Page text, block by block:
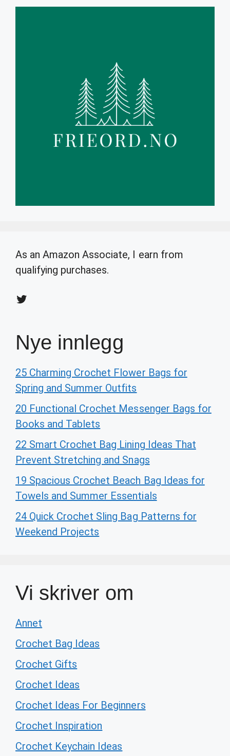
As an Amazon Associate, I earn from
qualifying purchases.
Twitter
Nye innlegg
25 Charming Crochet Flower Bags for
Spring and Summer Outfits
20 Functional Crochet Messenger Bags for
Books and Tablets
22 Smart Crochet Bag Lining Ideas That
Prevent Stretching and Snags
19 Spacious Crochet Beach Bag Ideas for
Towels and Summer Essentials
24 Quick Crochet Sling Bag Patterns for
Weekend Projects
Vi skriver om
Annet
Crochet Bag Ideas
Crochet Gifts
Crochet Ideas
Crochet Ideas For Beginners
Crochet Inspiration
Crochet Keychain Ideas